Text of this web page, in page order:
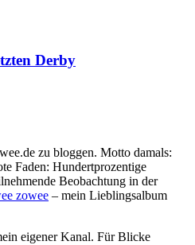
Derby
zu bloggen. Motto damals:
Faden: Hundertprozentige
Beobachtung in der
zowee – mein Lieblingsalbum
eigener Kanal. Für Blicke